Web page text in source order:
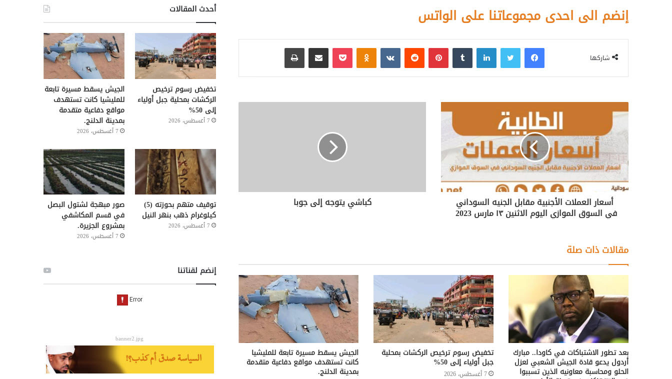
إنضم الى احدى مجموعاتنا على الواتس
شاركها
فيسبوك لينكدإن بينتيريست بوكيت
أسعار العملات الأجنبية مقابل الجنيه السوداني
في السوق الموازي اليوم الاثنين ١٣ مارس 2023
كباشي يتوجه إلى جوبا
مقالات ذات صلة
بعد تطور الاشتباكات في كاودا.. مبارك
أردول يدعو قادة الجيش الشعبي لعزل
الحلو ومحاسبة معاونيه الذين تسببوا
تخفيض رسوم ترخيص الركشات بمحلية
جبل أولياء إلى 50%
7 أغسطس، 2026
الجيش يسقط مسيرة تابعة للمليشيا
كانت تستهدف مواقع دفاعية متقدمة
بمدينة الدلنج.
أحدث المقالات
تخفيض رسوم ترخيص
الركشات بمحلية جبل أولياء
إلى 50%
7 أغسطس، 2026
الجيش يسقط مسيرة تابعة
للمليشيا كانت تستهدف
مواقع دفاعية متقدمة
بمدينة الدلنج.
7 أغسطس، 2026
توقيف متهم بحوزته (5)
كيلوغرام ذهب بنهر النيل
7 أغسطس، 2026
صور مبهجة لشتول البصل
في قسم المكاشفي
بمشروع الجزيرة.
7 أغسطس، 2026
إنضم لقناتنا
banner2.jpg